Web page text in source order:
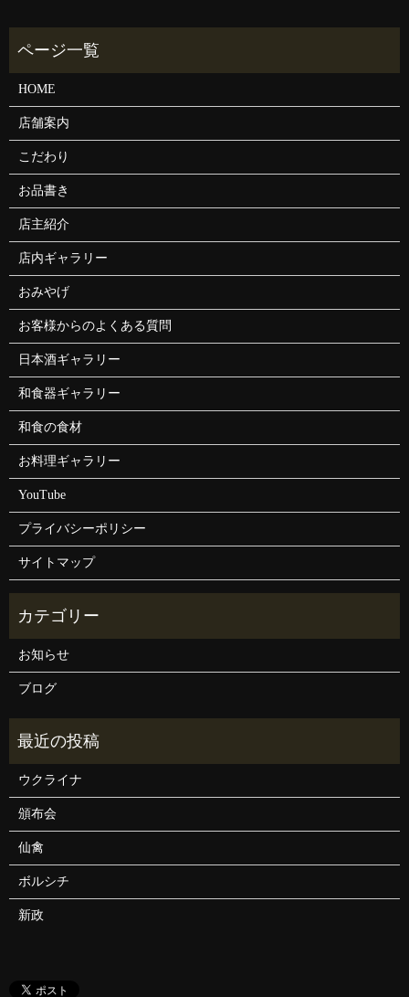
HOME
店舗案内
こだわり
お品書き
店主紹介
店内ギャラリー
おみやげ
お客様からのよくある質問
日本酒ギャラリー
和食器ギャラリー
和食の食材
お料理ギャラリー
YouTube
プライバシーポリシー
サイトマップ
お知らせ
ブログ
ウクライナ
頒布会
仙禽
ボルシチ
新政